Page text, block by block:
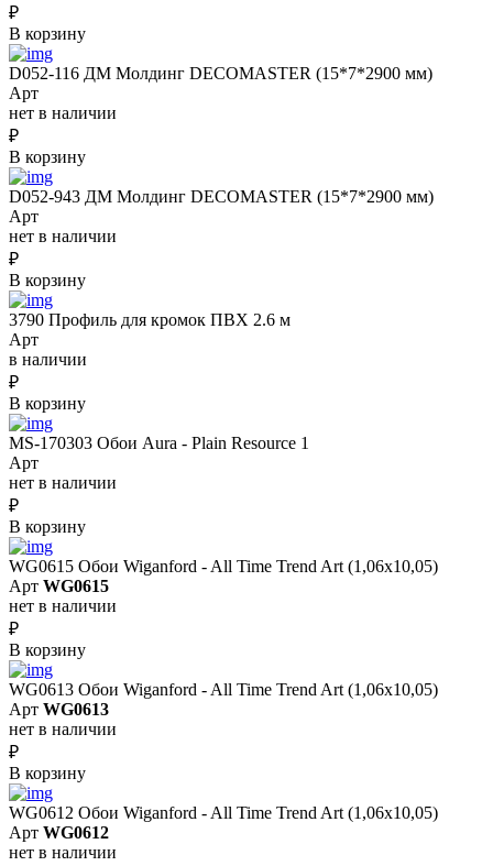
₽
В корзину
D052-116 ДМ Молдинг DECOMASTER (15*7*2900 мм)
Арт
нет в наличии
₽
В корзину
D052-943 ДМ Молдинг DECOMASTER (15*7*2900 мм)
Арт
нет в наличии
₽
В корзину
3790 Профиль для кромок ПВХ 2.6 м
Арт
в наличии
₽
В корзину
MS-170303 Обои Aura - Plain Resource 1
Арт
нет в наличии
₽
В корзину
WG0615 Обои Wiganford - All Time Trend Art (1,06х10,05)
Арт WG0615
нет в наличии
₽
В корзину
WG0613 Обои Wiganford - All Time Trend Art (1,06х10,05)
Арт WG0613
нет в наличии
₽
В корзину
WG0612 Обои Wiganford - All Time Trend Art (1,06х10,05)
Арт WG0612
нет в наличии